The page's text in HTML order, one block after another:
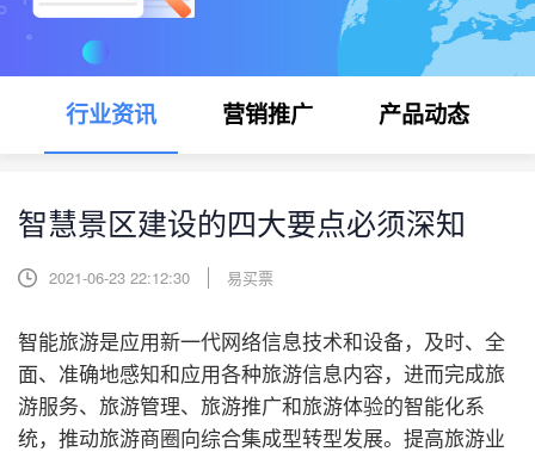
行业资讯 营销推广 产品动态
智慧景区建设的四大要点必须深知
2021-06-23 22:12:30 易买票
智能旅游是应用新一代网络信息技术和设备，及时、全
面、准确地感知和应用各种旅游信息内容，进而完成旅
游服务、旅游管理、旅游推广和旅游体验的智能化系
统，推动旅游商圈向综合集成型转型发展。提高旅游业